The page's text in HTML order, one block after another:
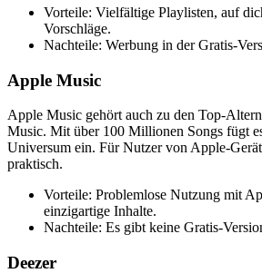
Vorteile: Vielfältige Playlisten, auf
Vorschläge.
Nachteile: Werbung in der Gratis-
Apple Music
Apple Music gehört auch zu den Top-
Music. Mit über 100 Millionen Songs fügt
Universum ein. Für Nutzer von Apple-
praktisch.
Vorteile: Problemlose Nutzung mit
einzigartige Inhalte.
Nachteile: Es gibt keine Gratis-
Deezer